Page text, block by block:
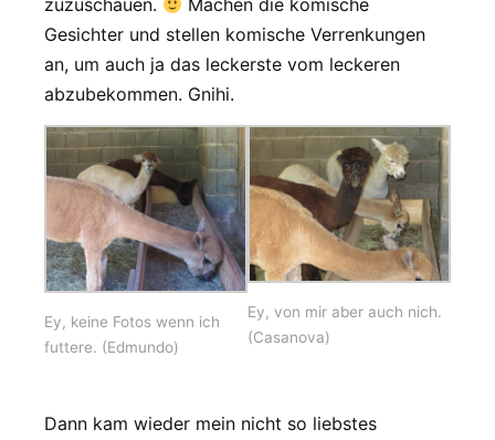
zuzuschauen.
Machen die komische
Gesichter und stellen komische Verrenkungen
an, um auch ja das leckerste vom leckeren
abzubekommen. Gnihi.
Ey, keine Fotos wenn ich
futtere. (Edmundo)
Ey, von mir aber auch nich.
(Casanova)
Dann kam wieder mein nicht so liebstes